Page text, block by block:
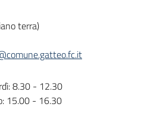
terra)
8.30 - 12.30
15.00 - 16.30